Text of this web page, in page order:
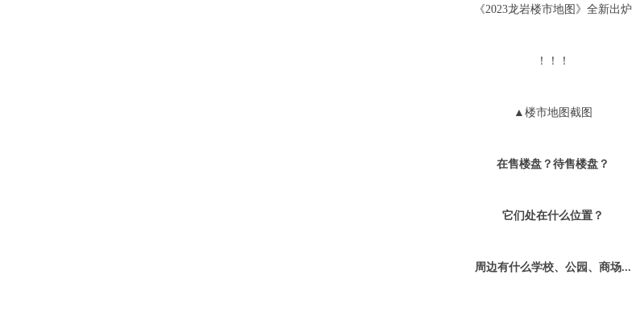
《2023龙岩楼市地图》全新出炉
！！！
▲楼市地图截图
在售楼盘？待售楼盘？
它们处在什么位置？
周边有什么学校、公园、商场...